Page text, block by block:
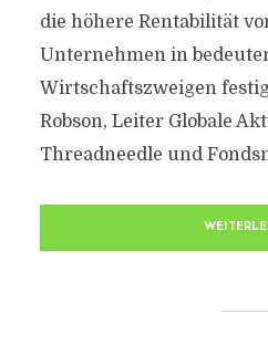
die höhere Rentabilität
Unternehmen in
Wirtschaftszweigen
Robson, Leiter Globale
Threadneedle und